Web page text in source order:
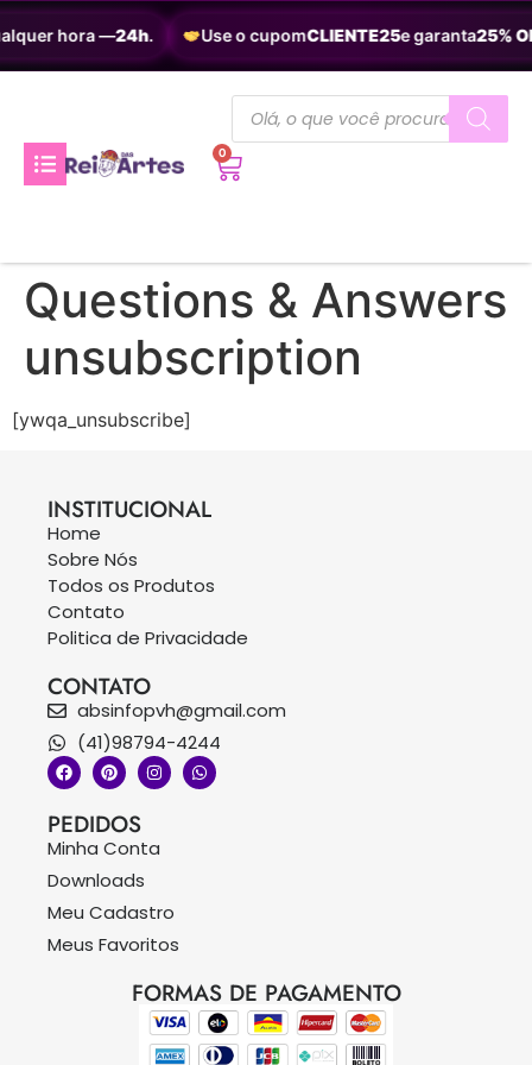
hora —24h. Use o cupomCLIENTE25e garanta25%
0
Questions & Answers
unsubscription
[ywqa_unsubscribe]
INSTITUCIONAL
Home
Sobre Nós
Todos os Produtos
Contato
Politica de Privacidade
CONTATO
absinfopvh@gmail.com
(41)98794-4244
PEDIDOS
Minha Conta
Downloads
Meu Cadastro
Meus Favoritos
FORMAS DE PAGAMENTO